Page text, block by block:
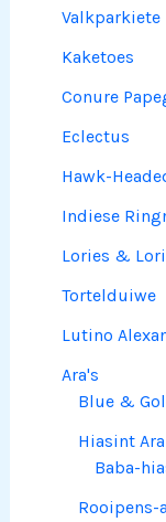
Valkparkiete
Kaketoes
Conure
Eclectus
Hawk-
Indiese
Lories &
Tortelduiwe
Lutino
Ara's
Blue &
Hiasint Ara
Baba-
Rooipens-